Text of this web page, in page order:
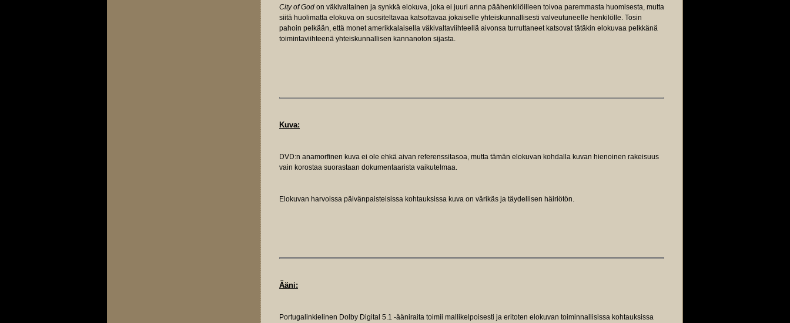
City of God on väkivaltainen ja synkkä elokuva, joka ei juuri anna päähenkilöilleen toivoa paremmasta huomisesta, mutta
siitä huolimatta elokuva on suositeltavaa katsottavaa jokaiselle yhteiskunnallisesti valveutuneelle henkilölle. Tosin
pahoin pelkään, että monet amerikkalaisella väkivaltaviihteellä aivonsa turruttaneet katsovat tätäkin elokuvaa pelkkänä
toimintaviihteenä yhteiskunnallisen kannanoton sijasta.
Kuva:
DVD:n anamorfinen kuva ei ole ehkä aivan referenssitasoa, mutta tämän elokuvan kohdalla kuvan hienoinen rakeisuus
vain korostaa suorastaan dokumentaarista vaikutelmaa.
Elokuvan harvoissa päivänpaisteisissa kohtauksissa kuva on värikäs ja täydellisen häiriötön.
Ääni:
Portugalinkielinen Dolby Digital 5.1 -ääniraita toimii mallikelpoisesti ja eritoten elokuvan toiminnallisissa kohtauksissa